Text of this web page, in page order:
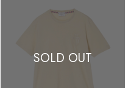
SOLD OUT